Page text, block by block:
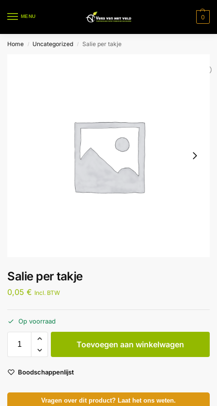
MENU 0
Home / Uncategorized / Salie per takje
Salie per takje
0,05 € Incl. BTW
Op voorraad
Toevoegen aan winkelwagen
Boodschappenlijst
Vragen over dit product? Laat het ons weten.